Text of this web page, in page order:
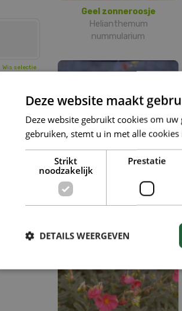
Geel zonneroosje
Helianthemum
nummularium
Zonneroosje
Helianthemum 'Wisley
Wis selectie
Deze website maakt
Deze website gebruikt cookies om
gebruiken, stemt u in met alle
Strikt
noodzakelijk
Prestatie
DETAILS WEERGEVEN